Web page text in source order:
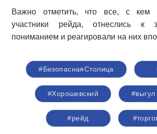
Важно отметить, что все, с кем
участники рейда, отнеслись к
пониманием и реагировали на них
#БезопаснаяСтолица
#Хорошевский #выгул
#рейд